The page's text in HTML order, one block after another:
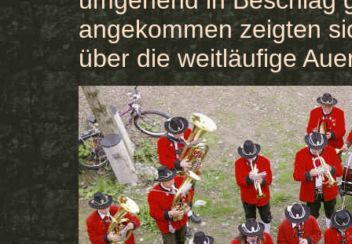
angekommen zeigten
über die weitläufige